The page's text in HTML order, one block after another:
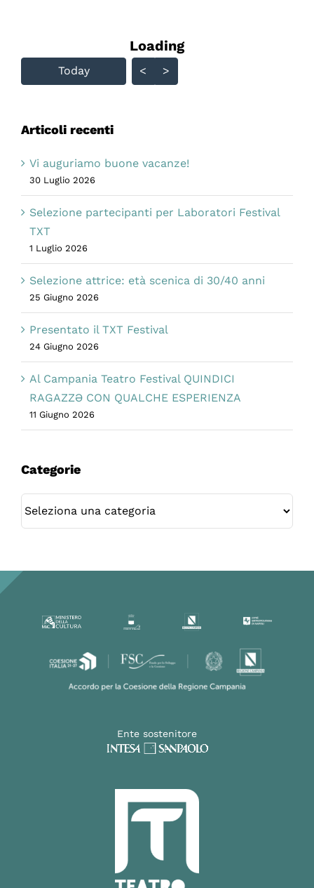
Skip Calendar
Loading - current view is
Loading
Today < >
Articoli recenti
Vi auguriamo buone vacanze!
30 Luglio 2026
Selezione partecipanti per Laboratori Festival
TXT
1 Luglio 2026
Selezione attrice: età scenica di 30/40 anni
25 Giugno 2026
Presentato il TXT Festival
24 Giugno 2026
Al Campania Teatro Festival QUINDICI
RAGAZZƏ CON QUALCHE ESPERIENZA
11 Giugno 2026
Categorie
Ente sostenitore